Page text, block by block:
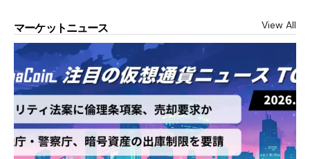
マーケットニュース View All